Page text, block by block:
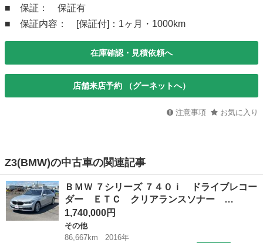
■ 保証： 保証有
■ 保証内容： [保証付]：1ヶ月・1000km
在庫確認・見積依頼へ
店舗来店予約 （グーネットへ）
注意事項 お気に入り
Z3(BMW)の中古車の関連記事
ＢＭＷ ７シリーズ ７４０ｉ ドライブレコー
ダー ＥＴＣ クリアランスソナー …
1,740,000円
その他
86,667km
2016年